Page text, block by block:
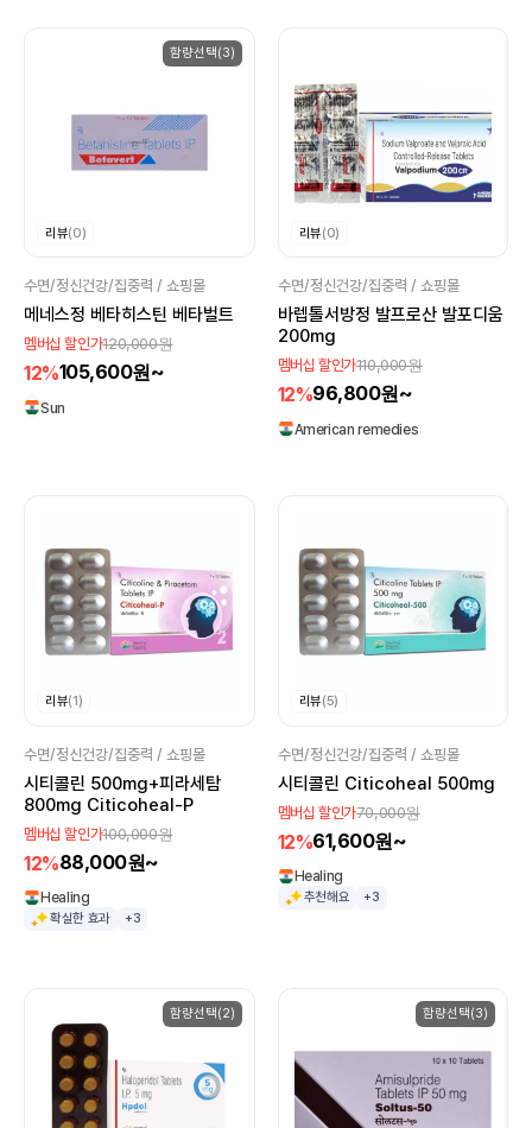
함량선택(3)
리뷰(0)
수면/정신건강/집중력 / 쇼핑몰
메네스정 베타히스틴 베타벌트
멤버십 할인가120,000원
12%105,600원~
Sun
리뷰(0)
수면/정신건강/집중력 / 쇼핑몰
바렙톨서방정 발프로산 발포디움
200mg
멤버십 할인가110,000원
12%96,800원~
American remedies
리뷰(1)
수면/정신건강/집중력 / 쇼핑몰
시티콜린 500mg+피라세탐
800mg Citicoheal-P
멤버십 할인가100,000원
12%88,000원~
Healing
확실한 효과 +3
리뷰(5)
수면/정신건강/집중력 / 쇼핑몰
시티콜린 Citicoheal 500mg
멤버십 할인가70,000원
12%61,600원~
Healing
추천해요 +3
함량선택(2) 함량선택(3)